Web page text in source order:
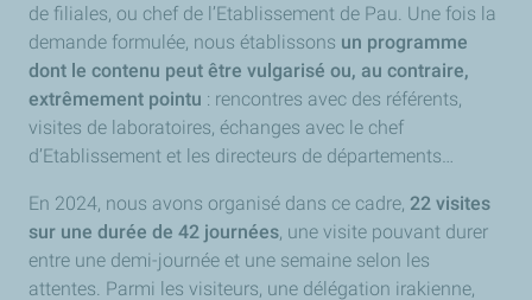
de filiales, ou chef de l’Etablissement de Pau. Une fois la
demande formulée, nous établissons un programme
dont le contenu peut être vulgarisé ou, au contraire,
extrêmement pointu : rencontres avec des référents,
visites de laboratoires, échanges avec le chef
d’Etablissement et les directeurs de départements…
En 2024, nous avons organisé dans ce cadre, 22 visites
sur une durée de 42 journées, une visite pouvant durer
entre une demi-journée et une semaine selon les
attentes. Parmi les visiteurs, une délégation irakienne,